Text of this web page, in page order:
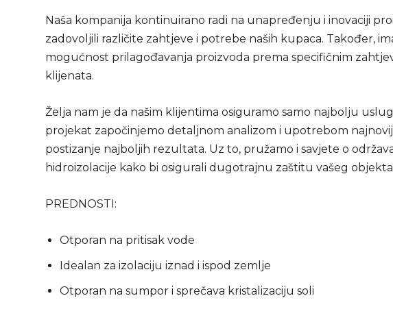
Naša kompanija kontinuirano radi na unapređenju i inovaciji
zadovoljili različite zahtjeve i potrebe naših kupaca. Također,
mogućnost prilagođavanja proizvoda prema specifičnim
klijenata.
Želja nam je da našim klijentima osiguramo samo najbolju
projekat započinjemo detaljnom analizom i upotrebom
postizanje najboljih rezultata. Uz to, pružamo i savjete o
hidroizolacije kako bi osigurali dugotrajnu zaštitu vašeg
PREDNOSTI:
Otporan na pritisak vode
Idealan za izolaciju iznad i ispod zemlje
Otporan na sumpor i sprečava kristalizaciju soli